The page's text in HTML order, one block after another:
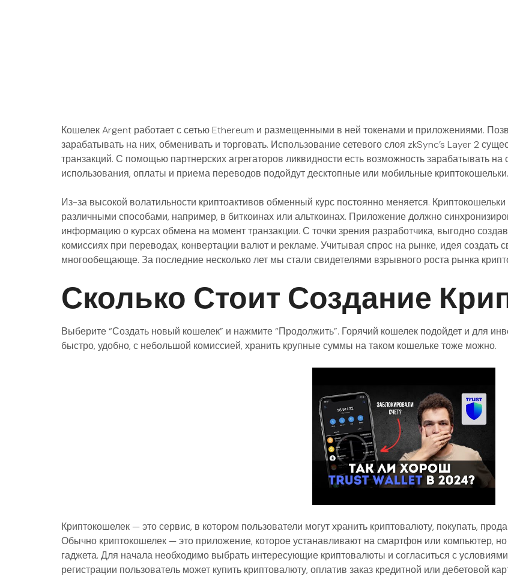
Кошелек Argent работает с сетью Ethereum и размещенными в ней токенами и приложениями.
зарабатывать на них, обменивать и торговать. Использование сетевого слоя zkSync’s Layer 2
транзакций. С помощью партнерских агрегаторов ликвидности есть возможность зарабатывать
использования, оплаты и приема переводов подойдут десктопные или мобильные криптокошельки.
Из-за высокой волатильности криптоактивов обменный курс постоянно меняется.
различными способами, например, в биткоинах или альткоинах. Приложение должно
информацию о курсах обмена на момент транзакции. С точки зрения разработчика, выгодно
комиссиях при переводах, конвертации валют и рекламе. Учитывая спрос на рынке, идея создать
многообещающе. За последние несколько лет мы стали свидетелями взрывного роста рынка
Сколько Стоит Создание
Выберите “Создать новый кошелек” и нажмите “Продолжить”. Горячий кошелек подойдет и для
быстро, удобно, с небольшой комиссией, хранить крупные суммы на таком кошельке тоже можно.
Криптокошелек — это сервис, в котором пользователи могут хранить криптовалюту, покупать,
Обычно криптокошелек — это приложение, которое устанавливают на смартфон или компьютер,
гаджета. Для начала необходимо выбрать интересующие криптовалюты и согласиться с
регистрации пользователь может купить криптовалюту, оплатив заказ кредитной или дебетовой